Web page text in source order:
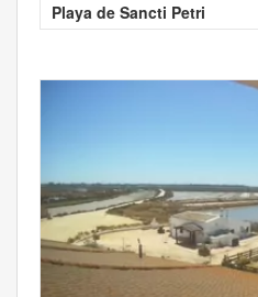
Playa de Sancti Petri